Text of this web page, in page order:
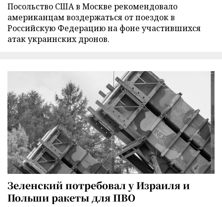
Посольство США в Москве рекомендовало
американцам воздержаться от поездок в
Российскую Федерацию на фоне участившихся
атак украинских дронов.
Зеленский потребовал у Израиля и
Польши ракеты для ПВО